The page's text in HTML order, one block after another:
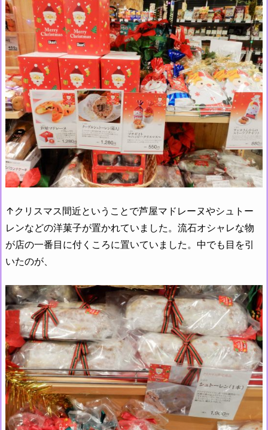
↑クリスマス間近ということで芦屋マドレーヌやシュトー
レンなどの洋菓子が置かれていました。流石オシャレな物
が店の一番目に付くころに置いていました。中でも目を引
いたのが、